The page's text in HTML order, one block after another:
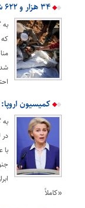
۳۴ هزار و ۶۲۲ شهید؛ نتیجه ۲۱۰ روز جنایت صهیونیست‌ها در غزه
به
کمیسیون
به
«کاملاً